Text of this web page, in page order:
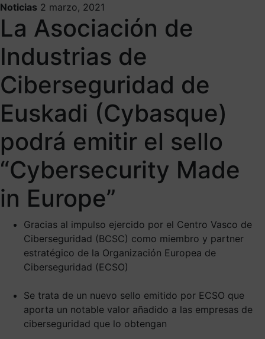
Noticias 2 marzo, 2021
La Asociación de
Industrias de
Ciberseguridad de
Euskadi (Cybasque)
podrá emitir el sello
“Cybersecurity Made
in Europe”
Gracias al impulso ejercido por el Centro Vasco de
Ciberseguridad (BCSC) como miembro y partner
estratégico de la Organización Europea de
Ciberseguridad (ECSO)
Se trata de un nuevo sello emitido por ECSO que
aporta un notable valor añadido a las empresas de
ciberseguridad que lo obtengan